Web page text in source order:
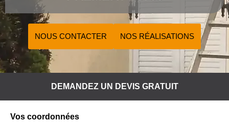
NOUS CONTACTER NOS RÉALISATIONS
DEMANDEZ UN DEVIS GRATUIT
Vos coordonnées